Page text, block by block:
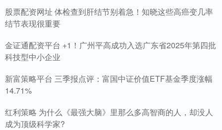
股票配资网址 体检查到肝结节别着急！知晓这些高癌变几率
结节表现很重要
金证通配资平台 +1！广州平高成功入选广东省2025年第四批
科技型中小企业
新富策略平台 三季报点评：富国中证价值ETF基金季度涨幅
14.71%
红利策略 为什么《最强大脑》里那么多高智商的人，却没人
成为顶级科学家?